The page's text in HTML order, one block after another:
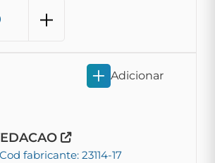
Cod fabricante: 23114-17
Adicionar